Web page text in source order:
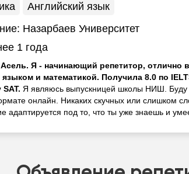
Английский язык
Назарбаев Университет
1 года
Я - начинающий репетитор, отлично
языком и математикой. Получила 8.0 по
SAT. Я являюсь выпускницей школы НИШ. Буду
онлайн. Никаких скучных или слишком
адаптируется под то, что ты уже знаешь и